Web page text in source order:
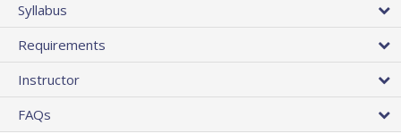
Syllabus
Requirements
Instructor
FAQs